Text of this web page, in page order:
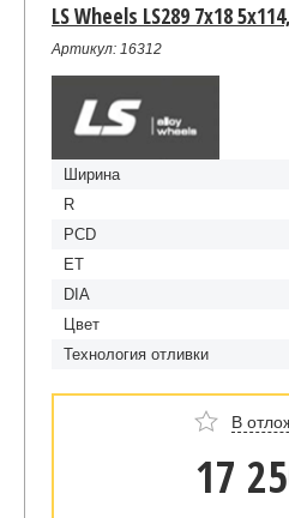
LS Wheels LS289 7x18
Артикул: 16312
Ширина
R
PCD
ET
DIA
Цвет
Технология отливки
В
17